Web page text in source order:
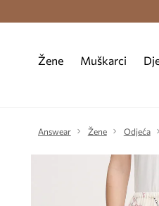
Žene Muškarci
Answear Žene Odjeća